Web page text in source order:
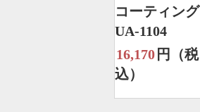
コーティング
UA-1104
16,170 円（税
込）